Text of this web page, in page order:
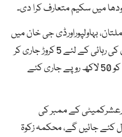
میں سکیم متعارف کرا دی۔
بہاولپوراورڈی جی خان میں
سکیم شروع کی گئی، قیدیوں کی رہائی کے لئے 5 کروڑ جاری کر
دئیے گئے، ہر ضلع کی جیل کو 50 لاکھ روپے جاری کئے
کے ممبر کی
جائیں گے، محکمہ زکوۃ